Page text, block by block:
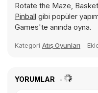
Rotate the Maze,
Pinball gibi popüler
Games'te anında oyna.
Kategori Atış Oyunları
YORUMLAR